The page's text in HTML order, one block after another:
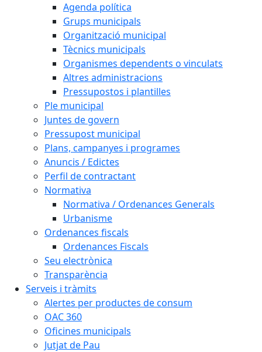
Agenda política
Grups municipals
Organització municipal
Tècnics municipals
Organismes dependents o vinculats
Altres administracions
Pressupostos i plantilles
Ple municipal
Juntes de govern
Pressupost municipal
Plans, campanyes i programes
Anuncis / Edictes
Perfil de contractant
Normativa
Normativa / Ordenances Generals
Urbanisme
Ordenances fiscals
Ordenances Fiscals
Seu electrònica
Transparència
Serveis i tràmits
Alertes per productes de consum
OAC 360
Oficines municipals
Jutjat de Pau